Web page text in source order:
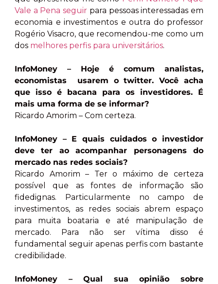
Vale a Pena seguir para pessoas interessadas em
economia e investimentos e outra do professor
Rogério Visacro, que recomendou-me como um
dos melhores perfis para universitários.
InfoMoney – Hoje é comum analistas,
economistas usarem o twitter. Você acha
que isso é bacana para os investidores. É
mais uma forma de se informar?
Ricardo Amorim – Com certeza.
InfoMoney – E quais cuidados o investidor
deve ter ao acompanhar personagens do
mercado nas redes sociais?
Ricardo Amorim – Ter o máximo de certeza
possível que as fontes de informação são
fidedignas. Particularmente no campo de
investimentos, as redes sociais abrem espaço
para muita boataria e até manipulação de
mercado. Para não ser vítima disso é
fundamental seguir apenas perfis com bastante
credibilidade.
InfoMoney – Qual sua opinião sobre